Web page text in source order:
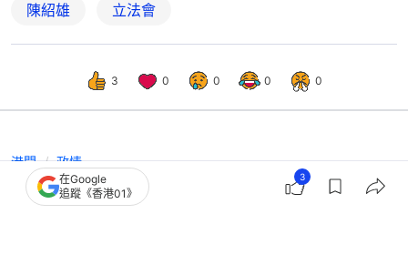
陳紹雄 立法會
3 0 0 0 0
港聞 政情
陳紹雄急病康復理想返立法會 精神奕
在Google
追蹤《香港01》
3